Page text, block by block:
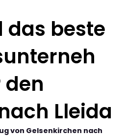
das beste
Lleida
von Gelsenkirchen nach